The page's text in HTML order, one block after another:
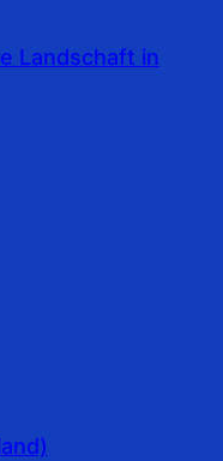
Landschaft in